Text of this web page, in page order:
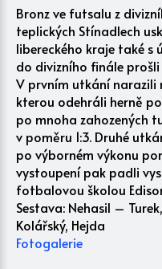
Bronz ve futsalu z
teplických Stínadlech
libereckého kraje také s
do divizního finále prošli
V prvním utkání narazili
kterou odehráli herně
po mnoha zahozených
v poměru 1:3. Druhé
po výborném výkonu
vystoupení pak padli
fotbalovou školou
Sestava: Nehasil –
Kolářský, Hejda
Fotogalerie